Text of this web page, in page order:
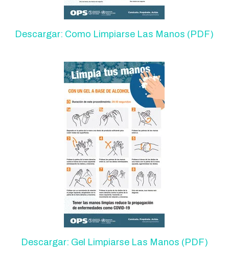
Descargar: Como Limpiarse Las Manos (PDF)
Descargar: Gel Limpiarse Las Manos (PDF)